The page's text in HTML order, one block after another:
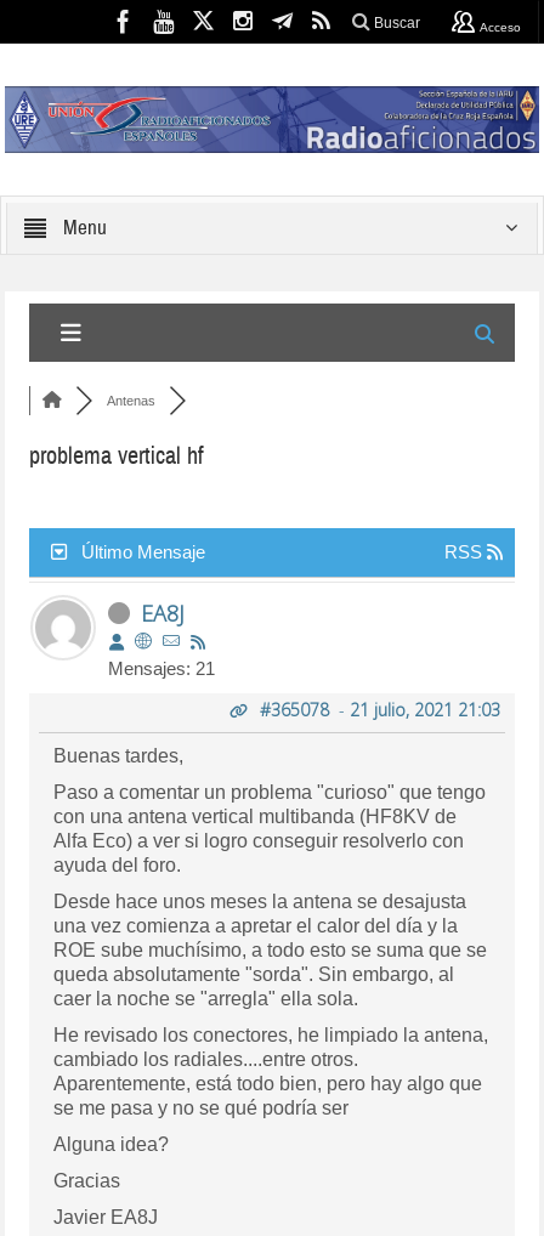
Buscar Acceso
Menu
Antenas
problema vertical hf
Último Mensaje RSS
EA8J
Mensajes: 21
#365078- 21 julio, 2021 21:03
Buenas tardes,
Paso a comentar un problema "curioso" que tengo
con una antena vertical multibanda (HF8KV de
Alfa Eco) a ver si logro conseguir resolverlo con
ayuda del foro.
Desde hace unos meses la antena se desajusta
una vez comienza a apretar el calor del día y la
ROE sube muchísimo, a todo esto se suma que se
queda absolutamente "sorda". Sin embargo, al
caer la noche se "arregla" ella sola.
He revisado los conectores, he limpiado la antena,
cambiado los radiales....entre otros.
Aparentemente, está todo bien, pero hay algo que
se me pasa y no se qué podría ser
Alguna idea?
Gracias
Javier EA8J